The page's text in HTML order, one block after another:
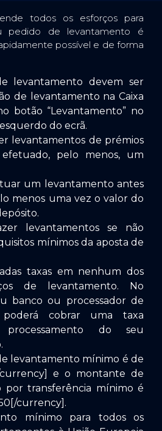
todos os esforços para
pedido de levantamento é
possível e de forma
levantamento devem ser
de levantamento na Caixa
botão “Levantamento” no
do ecrã.
levantamentos de prémios
pelo menos, um
um levantamento antes
menos uma vez o valor do
levantamentos se não
mínimos da aposta de
taxas em nenhum dos
de levantamento. No
banco ou processador de
poderá cobrar uma taxa
do seu
levantamento mínimo é de
currency] e o montante de
por transferência mínimo é
currency].
mínimo para todos os